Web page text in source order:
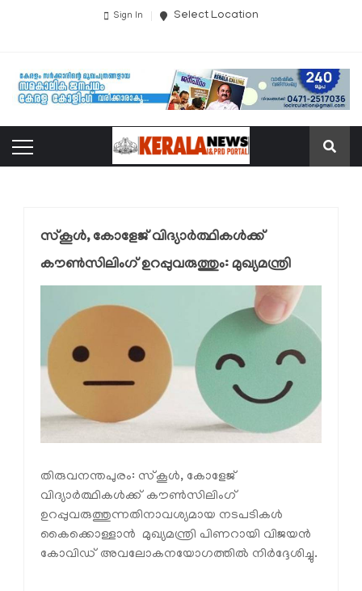
Sign In Select Location
സ്കൂൾ, കോളേജ് വിദ്യാർത്ഥികൾക്ക്
കൗൺസിലിംഗ് ഉറപ്പുവരുത്തും: മുഖ്യമന്ത്രി
തിരുവനന്തപുരം: സ്കൂൾ, കോളേജ്
വിദ്യാർത്ഥികൾക്ക് കൗൺസിലിംഗ്
ഉറപ്പുവരുത്തുന്നതിനാവശ്യമായ നടപടികൾ
കൈക്കൊള്ളാൻ മുഖ്യമന്ത്രി പിണറായി വിജയൻ
കോവിഡ് അവലോകനയോഗത്തിൽ നിർദ്ദേശിച്ചു.